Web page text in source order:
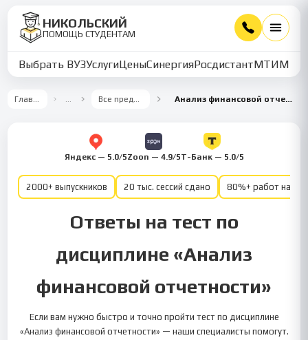
НИКОЛЬСКИЙ
ПОМОЩЬ СТУДЕНТАМ
Выбрать ВУЗУслугиЦеныСинергияРосдистантМТИММУ
Главная … Все предметы Анализ финансовой отчетности
Яндекс — 5.0/5Zoon — 4.9/5Т-Банк — 5.0/5
2000+ выпускников 20 тыс. сессий сдано 80%+ работ на
Ответы на тест по
дисциплине «Анализ
финансовой отчетности»
Если вам нужно быстро и точно пройти тест по дисциплине
«Анализ финансовой отчетности» — наши специалисты помогут.